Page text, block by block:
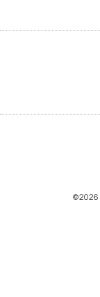
©2026